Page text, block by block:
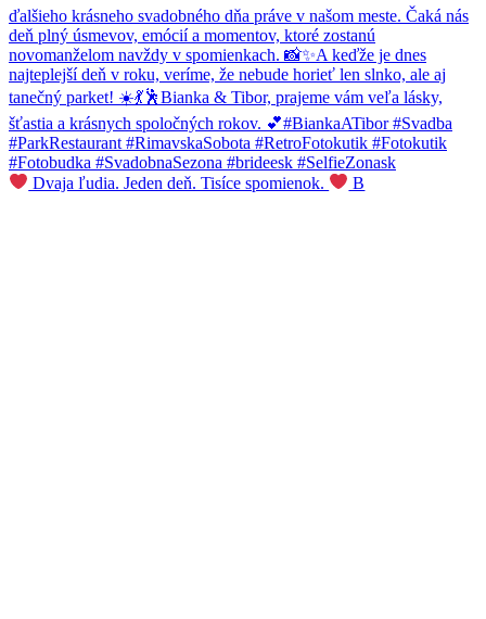
Dvaja ľudia. Jeden deň. Tisíce spomienok. B